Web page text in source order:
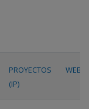
PROYECTOS
(IP)
WEB